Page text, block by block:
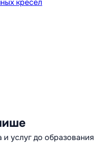
кресел
услуг до образования